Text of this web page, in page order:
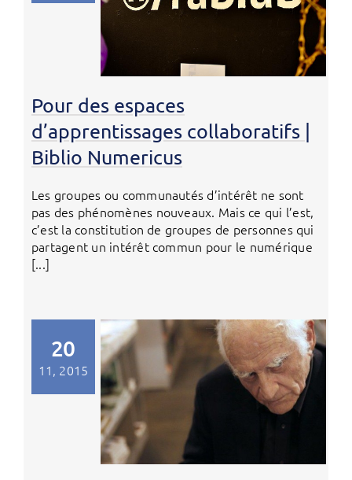
Pour des espaces
d’apprentissages collaboratifs |
Biblio Numericus
Les groupes ou communautés d’intérêt ne sont
pas des phénomènes nouveaux. Mais ce qui l’est,
c’est la constitution de groupes de personnes qui
partagent un intérêt commun pour le numérique
[...]
20
11, 2015